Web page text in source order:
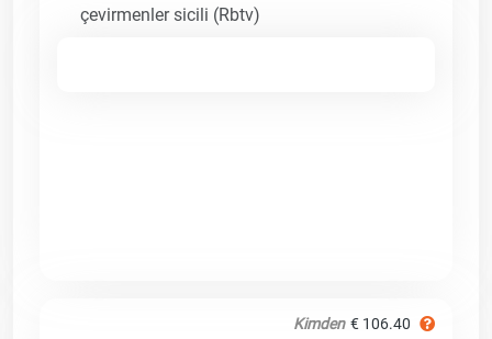
çevirmenler sicili (Rbtv)
Kimden € 106.40